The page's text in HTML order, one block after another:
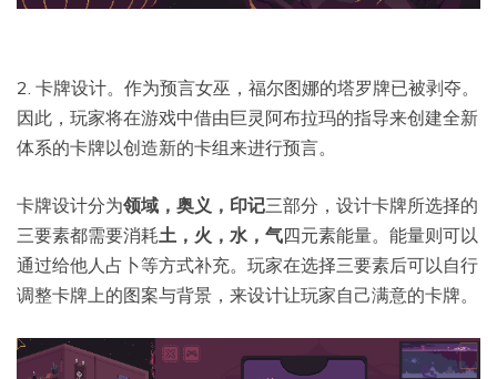
2. 卡牌设计。作为预言女巫，福尔图娜的塔罗牌已被剥夺。
因此，玩家将在游戏中借由巨灵阿布拉玛的指导来创建全新
体系的卡牌以创造新的卡组来进行预言。
卡牌设计分为领域，奥义，印记三部分，设计卡牌所选择的
三要素都需要消耗土，火，水，气四元素能量。能量则可以
通过给他人占卜等方式补充。玩家在选择三要素后可以自行
调整卡牌上的图案与背景，来设计让玩家自己满意的卡牌。